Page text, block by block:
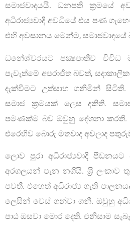
සමාජවාදයයි. ධනපති ක්‍රමයේ
අධිරාජ්‍යවාදී අවධියේ එය පණ
එහි අවසානය මෙන්ම,
ධනේශ්වරයට පක්‍ෂපාතීව
පැවැත්මේ අපරාජිත බවත්,
දැක්වීමට උත්සාහ ගනිමින් සිටිති.
සමාජ ක්‍රමයක් ලෙස දකිති.
පමණක්ම බව ඔවුහු දේශනා කරති.
එරෙහිව බොරු මතවාද අවලාද
ලොව පුරා අධිරාජ්‍යවාදී
අරගලයන් පැන නගියි. ශ‍්‍රී ලංකාව
පවතී. එහෙත් අධිරාජ්‍ය ගැති
ලෙසින් වෙස් ගන්වා ගනී. ඔවුහු
පාඨ ඔසවා මොර දෙති. එනිසාම